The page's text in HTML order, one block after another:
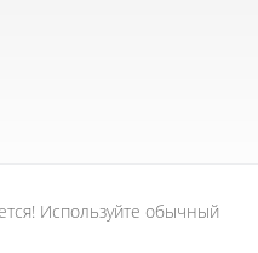
Используйте обычный